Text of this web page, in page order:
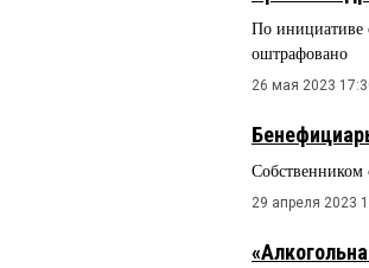
По инициативе
оштрафовано
26 мая 2023
29 апреля 2023